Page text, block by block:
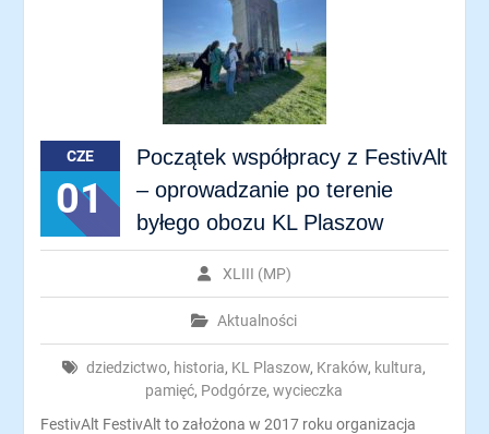
CZE
01
Początek współpracy z FestivAlt
– oprowadzanie po terenie
byłego obozu KL Plaszow
XLIII (MP)
Aktualności
dziedzictwo, historia, KL Plaszow, Kraków, kultura,
pamięć, Podgórze,wycieczka
FestivAlt FestivAlt to założona w 2017 roku organizacja